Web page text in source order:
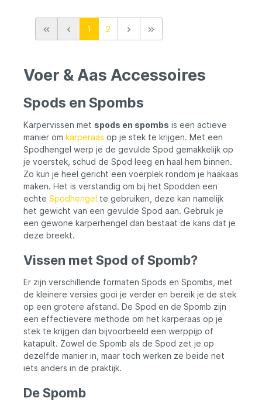
2,5 liter en 5 liter. De transparante variant
maakt het eenvoudig om de inhoud te zien
zonder de deksel te openen, terwijl de
stevig vast, zodat alles schoon en veilig
blijft tijdens transport. Of je nu één emmer
handige 5- of 10-stuks
past perfect bij elke vissituatie. Compact,
sterk en functioneel – precies wat je nodig
hebt voor een georganiseerde visdag. 💪
Stevige kunststof emmer met hersluitbare
deksel 🎣 Ideaal voor aas, lokvoer of
visspullen 🪣 Verkrijgbaar in 2,5L en 5L 🔍
Keuze uit zwart of transparant 💼 Ook
beschikbaar in voordeelverpakking
Zoekwoorden: Eurocatch emmer,
aasemmer, lokvoer emmer, visemmer,
emmer met deksel, hersluitbare emmer,
transparante emmer, zwarte emmer,
1 2
Voer & Aas Accessoires
Spods en Spombs
Karpervissen met spods en spombs is een actieve
manier om karperaas op je stek te krijgen. Met een
Spodhengel werp je de gevulde Spod gemakkelijk op
je voerstek, schud de Spod leeg en haal hem binnen.
Zo kun je heel gericht een voerplek rondom je haakaas
maken. Het is verstandig om bij het Spodden een
echte Spodhengel te gebruiken, deze kan namelijk
het gewicht van een gevulde Spod aan. Gebruik je
een gewone karperhengel dan bestaat de kans dat je
deze breekt.
Vissen met Spod of Spomb?
Er zijn verschillende formaten Spods en Spombs, met
de kleinere versies gooi je verder en bereik je de stek
op een grotere afstand. De Spod en de Spomb zijn
een effectievere methode om het karperaas op je
stek te krijgen dan bijvoorbeeld een werppijp of
katapult. Zowel de Spomb als de Spod zet je op
dezelfde manier in, maar toch werken ze beide net
iets anders in de praktijk.
De Spomb